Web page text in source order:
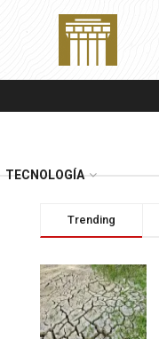
TECNOLOGÍA
Trending